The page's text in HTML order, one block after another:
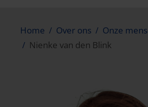
Home Over ons
Onze
Nienke van den Blink